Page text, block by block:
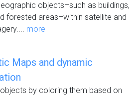
objects–such as buildings,
forested areas–within satellite and
more
Maps and dynamic
by coloring them based on